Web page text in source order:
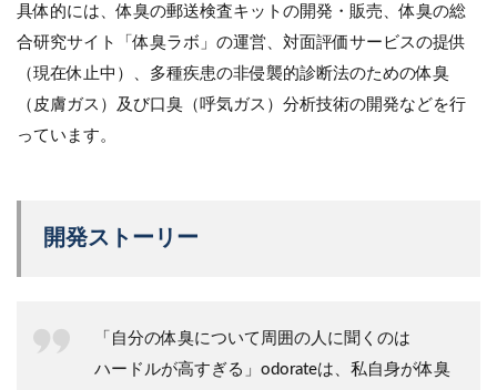
具体的には、体臭の郵送検査キットの開発・販売、体臭の総
合研究サイト「体臭ラボ」の運営、対面評価サービスの提供
（現在休止中）、多種疾患の非侵襲的診断法のための体臭
（皮膚ガス）及び口臭（呼気ガス）分析技術の開発などを行
っています。
開発ストーリー
「自分の体臭について周囲の人に聞くのは
ハードルが高すぎる」odorateは、私自身が体臭